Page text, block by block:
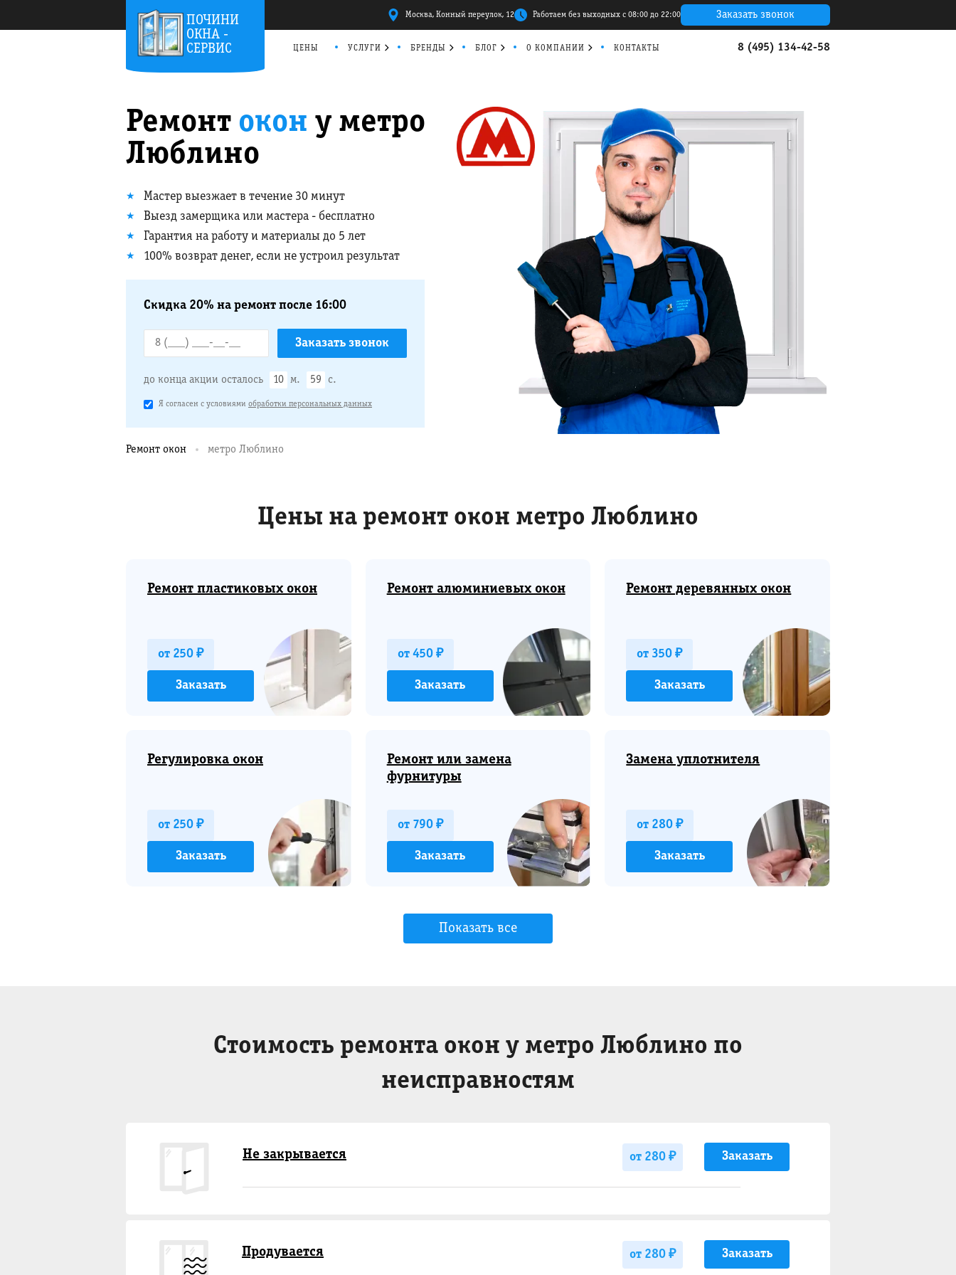
ПОЧИНИ
ОКНА -
СЕРВИС
Москва, Конный переулок, 12 Работаем без выходных с 08:00 до 22:00 Заказать звонок
ЦЕНЫ УСЛУГИ БРЕНДЫ БЛОГ О КОМПАНИИ КОНТАКТЫ 8 (495) 134-42-58
Ремонт окон у метро
Люблино
Мастер выезжает в течение 30 минут
Выезд замерщика или мастера - бесплатно
Гарантия на работу и материалы до 5 лет
100% возврат денег, если не устроил результат
Скидка 20% на ремонт после 16:00
до конца акции осталось 10 м. 59 с.
Я согласен с условиями обработки персональных данных
Ремонт окон метро Люблино
Цены на ремонт окон метро Люблино
Ремонт пластиковых окон
от 250 ₽
Заказать
Ремонт алюминиевых окон
от 450 ₽
Заказать
Ремонт деревянных окон
от 350 ₽
Заказать
Регулировка окон
от 250 ₽
Заказать
Ремонт или замена
фурнитуры
от 790 ₽
Заказать
Замена уплотнителя
от 280 ₽
Заказать
Показать все
Стоимость ремонта окон у метро Люблино по
неисправностям
Не закрывается от 280 ₽ Заказать
Продувается от 280 ₽ Заказать